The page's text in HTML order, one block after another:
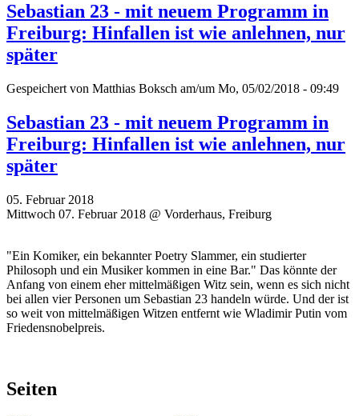
Sebastian 23 - mit neuem Programm in
Freiburg: Hinfallen ist wie anlehnen, nur
später
Gespeichert von Matthias Boksch am/um Mo, 05/02/2018 - 09:49
Sebastian 23 - mit neuem Programm in
Freiburg: Hinfallen ist wie anlehnen, nur
später
05. Februar 2018
Mittwoch 07. Februar 2018 @ Vorderhaus, Freiburg
"Ein Komiker, ein bekannter Poetry Slammer, ein studierter
Philosoph und ein Musiker kommen in eine Bar." Das könnte der
Anfang von einem eher mittelmäßigen Witz sein, wenn es sich nicht
bei allen vier Personen um Sebastian 23 handeln würde. Und der ist
so weit von mittelmäßigen Witzen entfernt wie Wladimir Putin vom
Friedensnobelpreis.
Seiten